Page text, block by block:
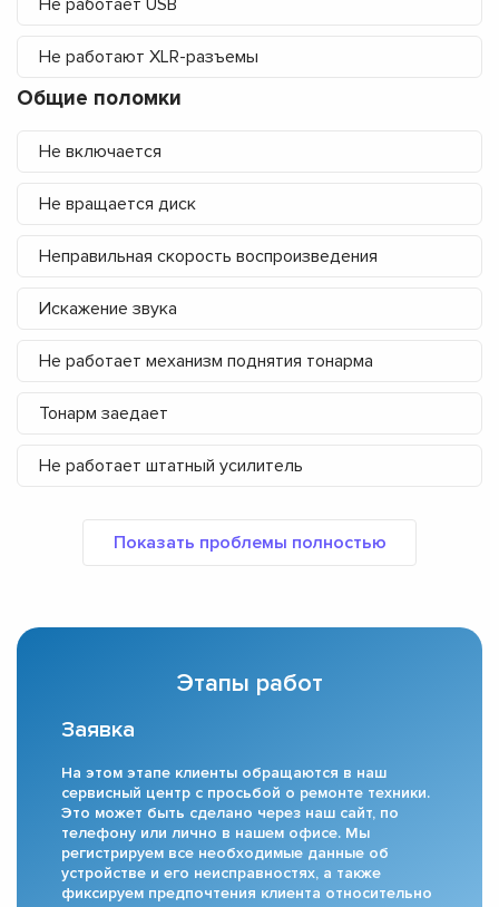
Не работает USB
Не работают XLR-разъемы
Общие поломки
Не включается
Не вращается диск
Неправильная скорость воспроизведения
Искажение звука
Не работает механизм поднятия тонарма
Тонарм заедает
Не работает штатный усилитель
Этапы работ
Заявка
На этом этапе клиенты обращаются в наш
сервисный центр с просьбой о ремонте техники.
Это может быть сделано через наш сайт, по
телефону или лично в нашем офисе. Мы
регистрируем все необходимые данные об
устройстве и его неисправностях, а также
фиксируем предпочтения клиента относительно